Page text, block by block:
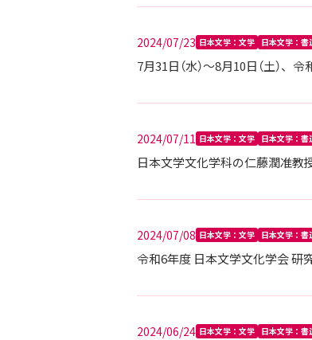
2024/07/23 日本文学：文学 日本文学：書
7月31日（水）～8月10日（土）、
2024/07/11 日本文学：文学 日本文学：書
日本文学文化学科の仁藤潤准教
2024/07/08 日本文学：文学 日本文学：書
令和6年度 日本文学文化学会 研
2024/06/24 日本文学：文学 日本文学：書